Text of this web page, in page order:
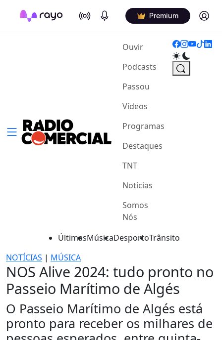
On Air Podcasts Premium Log in
Ouvir(current)
Podcasts
Passou
Vídeos
Programas
Destaques
TNT
Notícias
Somos
Nós
ÚltimasMúsicaDesportoTrânsito
NOTÍCIAS | MÚSICA
NOS Alive 2024: tudo pronto no
Passeio Marítimo de Algés
O Passeio Marítimo de Algés está
pronto para receber os milhares de